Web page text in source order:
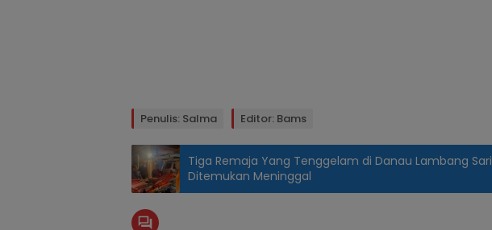
Penulis: Salma Editor: Bams
Tiga Remaja Yang Tenggelam di Danau Lambang Sari
Ditemukan Meninggal